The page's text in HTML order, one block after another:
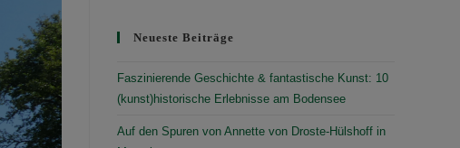
Neueste Beiträge
Faszinierende Geschichte & fantastische Kunst: 10
(kunst)historische Erlebnisse am Bodensee
Auf den Spuren von Annette von Droste-Hülshoff in